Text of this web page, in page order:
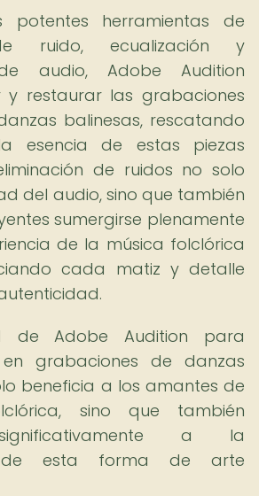
potentes herramientas de
ruido, ecualización y
audio, Adobe Audition
y restaurar las grabaciones
balinesas, rescatando
esencia de estas piezas
de ruidos no solo
del audio, sino que también
sumergirse plenamente
de la música folclórica
cada matiz y detalle
de Adobe Audition para
grabaciones de danzas
beneficia a los amantes de
sino que también
a la
de esta forma de arte